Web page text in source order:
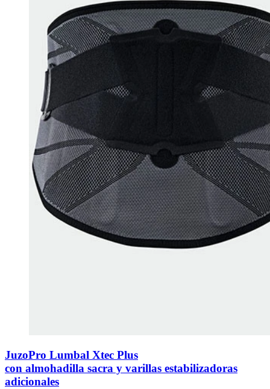
JuzoPro Lumbal Xtec Plus
con almohadilla sacra y varillas estabilizadoras
adicionales